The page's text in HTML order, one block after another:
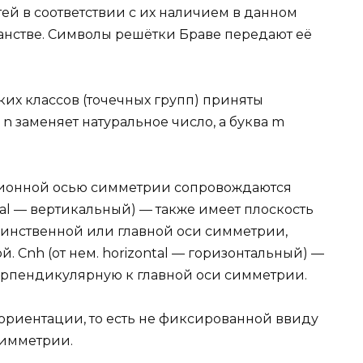
в соответствии с их наличием в данном
Символы решётки Браве передают её
классов (точечных групп) приняты
натуральное число, а буква m
осью симметрии сопровождаются
— вертикальный) — также имеет плоскость
или главной оси симметрии,
Cnh (от нем. horizontal — горизонтальный) —
к главной оси симметрии.
то есть не фиксированной ввиду